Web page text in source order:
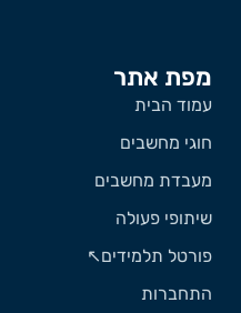
מפת אתר
עמוד הבית
חוגי מחשבים
מעבדת מחשבים
שיתופי פעולה
פורטל תלמידים↖️
התחברות